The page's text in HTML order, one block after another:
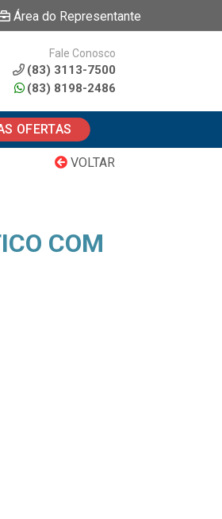
Área do Representante
Fale Conosco
(83) 3113-7500
(83) 8198-2486
OFERTAS
VOLTAR
COM